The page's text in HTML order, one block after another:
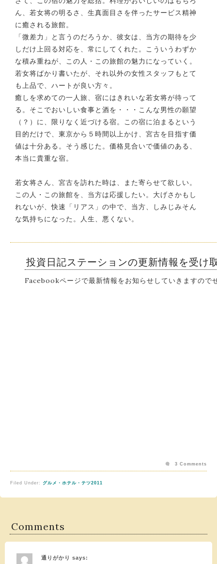
ん、若女将の明るさ、生真面目さを伴ったサービス精神
に癒される旅館。
「微差力」と言うのだろうか、彼女は、当方の期待を少
しだけ上回る対応を、常にしてくれた。こういうわずか
な積み重ねが、この人・この旅館の魅力になっていく。
若女将ばかり書いたが、それ以外の女性スタッフもとて
も上品で、ハートが良い方々。
癒しを求めての一人旅、宿にはきれいな若女将が待って
る。そこでおいしい食事と酒を・・・こんな男性の願望
（？）に、限りなく近づける宿。この宿に泊まるという
目的だけで、東京から５時間以上かけ、宮古を目指す価
値は十分ある。そう感じた。価格見合いで価値のある、
本当に貴重な宿。
若女将さん、宮古を訪れた時は、また寄らせて欲しい。
この人・この旅館を、当方は応援したい。大げさかもし
れないが、快速「リアス」の中で、当方、しみじみそん
な気持ちになった。人生、悪くない。
投資日記ステーションの更新情報を受け
Facebookページで最新情報をお知らせしていきますので
Filed Under: グルメ・ホテル・テツ2011
3 Comments
Comments
通りがかり says: